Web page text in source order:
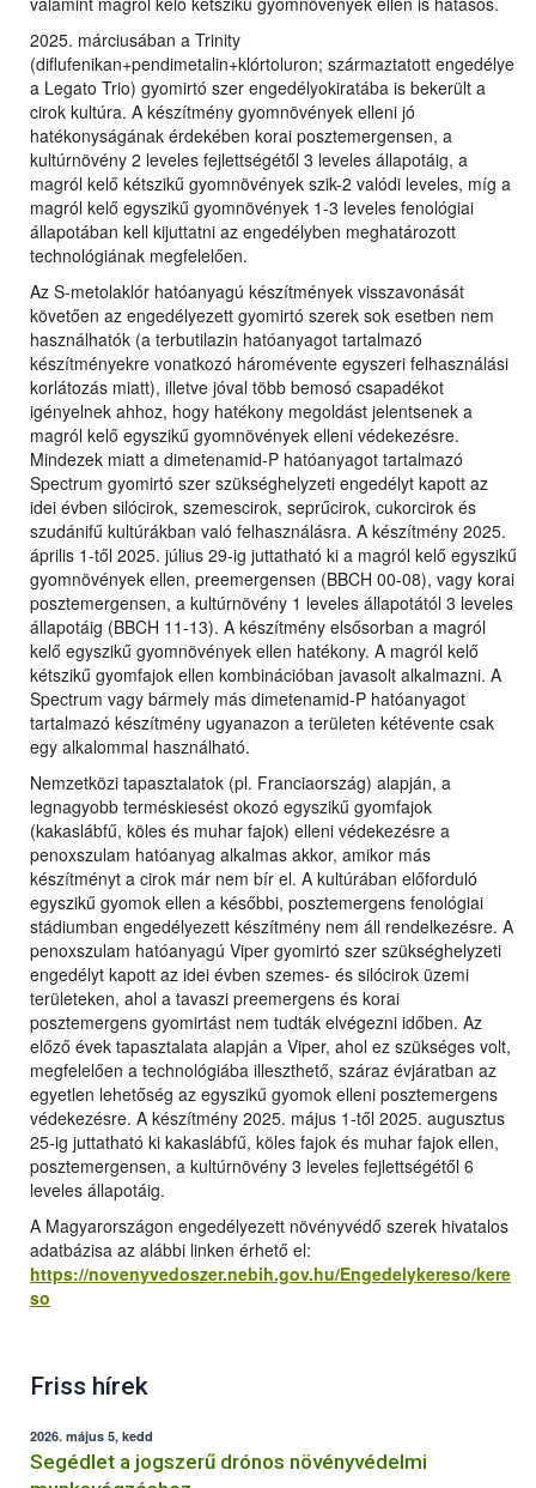
2025. márciusában a Trinity
(diflufenikan+pendimetalin+klórtoluron; származtatott engedélye
a Legato Trio) gyomirtó szer engedélyokiratába is bekerült a
cirok kultúra. A készítmény gyomnövények elleni jó
hatékonyságának érdekében korai posztemergensen, a
kultúrnövény 2 leveles fejlettségétől 3 leveles állapotáig, a
magról kelő kétszikű gyomnövények szik-2 valódi leveles, míg a
magról kelő egyszikű gyomnövények 1-3 leveles fenológiai
állapotában kell kijuttatni az engedélyben meghatározott
technológiának megfelelően.
Az S-metolaklór hatóanyagú készítmények visszavonását
követően az engedélyezett gyomirtó szerek sok esetben nem
használhatók (a terbutilazin hatóanyagot tartalmazó
készítményekre vonatkozó háromévente egyszeri felhasználási
korlátozás miatt), illetve jóval több bemosó csapadékot
igényelnek ahhoz, hogy hatékony megoldást jelentsenek a
magról kelő egyszikű gyomnövények elleni védekezésre.
Mindezek miatt a dimetenamid-P hatóanyagot tartalmazó
Spectrum gyomirtó szer szükséghelyzeti engedélyt kapott az
idei évben silócirok, szemescirok, seprűcirok, cukorcirok és
szudánifű kultúrákban való felhasználásra. A készítmény 2025.
április 1-től 2025. július 29-ig juttatható ki a magról kelő egyszikű
gyomnövények ellen, preemergensen (BBCH 00-08), vagy korai
posztemergensen, a kultúrnövény 1 leveles állapotától 3 leveles
állapotáig (BBCH 11-13). A készítmény elsősorban a magról
kelő egyszikű gyomnövények ellen hatékony. A magról kelő
kétszikű gyomfajok ellen kombinációban javasolt alkalmazni. A
Spectrum vagy bármely más dimetenamid-P hatóanyagot
tartalmazó készítmény ugyanazon a területen kétévente csak
egy alkalommal használható.
Nemzetközi tapasztalatok (pl. Franciaország) alapján, a
legnagyobb terméskiesést okozó egyszikű gyomfajok
(kakaslábfű, köles és muhar fajok) elleni védekezésre a
penoxszulam hatóanyag alkalmas akkor, amikor más
készítményt a cirok már nem bír el. A kultúrában előforduló
egyszikű gyomok ellen a későbbi, posztemergens fenológiai
stádiumban engedélyezett készítmény nem áll rendelkezésre. A
penoxszulam hatóanyagú Viper gyomirtó szer szükséghelyzeti
engedélyt kapott az idei évben szemes- és silócirok üzemi
területeken, ahol a tavaszi preemergens és korai
posztemergens gyomirtást nem tudták elvégezni időben. Az
előző évek tapasztalata alapján a Viper, ahol ez szükséges volt,
megfelelően a technológiába illeszthető, száraz évjáratban az
egyetlen lehetőség az egyszikű gyomok elleni posztemergens
védekezésre. A készítmény 2025. május 1-től 2025. augusztus
25-ig juttatható ki kakaslábfű, köles fajok és muhar fajok ellen,
posztemergensen, a kultúrnövény 3 leveles fejlettségétől 6
leveles állapotáig.
A Magyarországon engedélyezett növényvédő szerek hivatalos
adatbázisa az alábbi linken érhető el:
https://novenyvedoszer.nebih.gov.hu/Engedelykereso/kere
so
Friss hírek
2026. május 5, kedd
Segédlet a jogszerű drónos növényvédelmi